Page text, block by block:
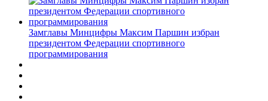
Замглавы Минцифры Максим Паршин избран
президентом Федерации спортивного
программирования